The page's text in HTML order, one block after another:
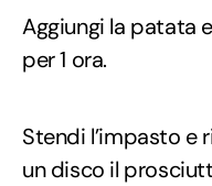
Aggiungi la patata
per 1 ora.
Stendi l’impasto e
un disco il